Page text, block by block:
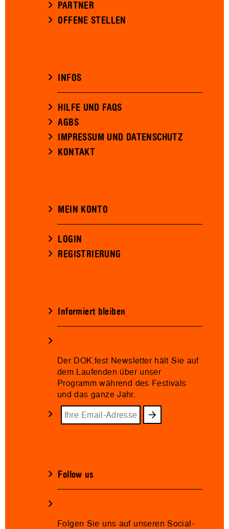
PARTNER
OFFENE STELLEN
INFOS
HILFE UND FAQS
AGBS
IMPRESSUM UND DATENSCHUTZ
KONTAKT
MEIN KONTO
LOGIN
REGISTRIERUNG
Informiert bleiben
Der DOK.fest Newsletter hält Sie auf
dem Laufenden über unser
Programm während des Festivals
und das ganze Jahr.
Follow us
Folgen Sie uns auf unseren Social-